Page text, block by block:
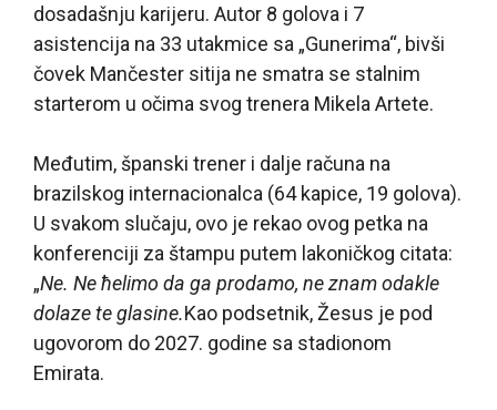
dosadašnju karijeru. Autor 8 golova i 7
asistencija na 33 utakmice sa „Gunerima“, bivši
čovek Mančester sitija ne smatra se stalnim
starterom u očima svog trenera Mikela Artete.
Međutim, španski trener i dalje računa na
brazilskog internacionalca (64 kapice, 19 golova).
U svakom slučaju, ovo je rekao ovog petka na
konferenciji za štampu putem lakoničkog citata:
„Ne. Ne ћelimo da ga prodamo, ne znam odakle
dolaze te glasine.Kao podsetnik, Žesus je pod
ugovorom do 2027. godine sa stadionom
Emirata.